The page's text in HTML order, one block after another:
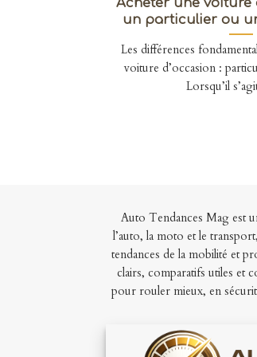
un particulier ou
Les différences
voiture d’occasion :
Lorsqu’il
Auto Tendances Mag est
l’auto, la moto et le
tendances de la mobilité et
clairs, comparatifs utiles et
pour rouler mieux, en